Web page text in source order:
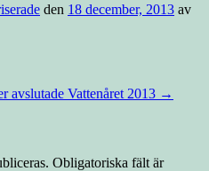
den 18 december, 2013 av
avslutade Vattenåret 2013 →
Obligatoriska fält är